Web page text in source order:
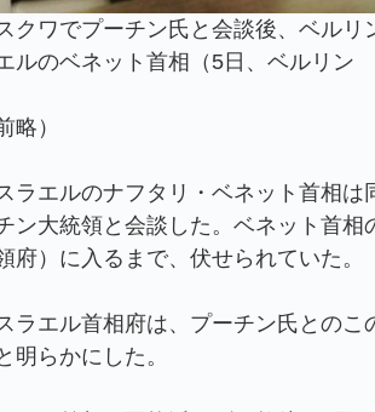
クワでプーチン氏と会談後、ベル
ルのベネット首相（5日、ベルリン
略）
ラエルのナフタリ・ベネット首相
ン大統領と会談した。ベネット首
府）に入るまで、伏せられていた。
ラエル首相府は、プーチン氏との
明らかにした。